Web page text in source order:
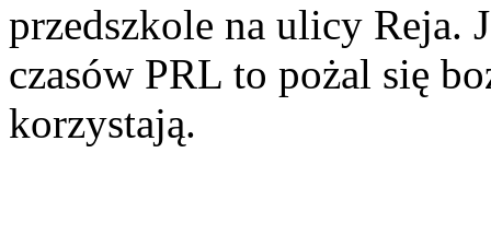
przedszkole na ulicy Reja.
czasów PRL to pożal się
korzystają.